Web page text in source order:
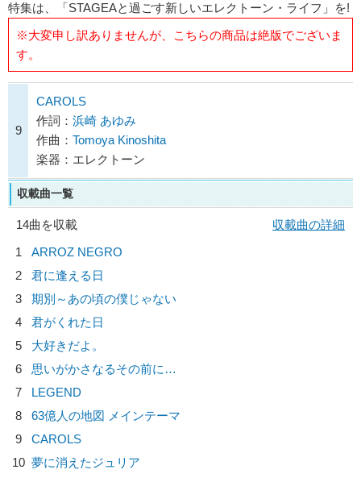
特集は、「STAGEAと過ごす新しいエレクトーン・ライフ」を!
※大変申し訳ありませんが、こちらの商品は絶版でございま
す。
9
CAROLS
作詞： 浜崎 あゆみ
作曲： Tomoya Kinoshita
楽器：エレクトーン
収載曲一覧
14曲を収載
収載曲の詳細
1
ARROZ NEGRO
2
君に逢える日
3
期別～あの頃の僕じゃない
4
君がくれた日
5
大好きだよ。
6
思いがかさなるその前に…
7
LEGEND
8
63億人の地図 メインテーマ
9
CAROLS
10 夢に消えたジュリア